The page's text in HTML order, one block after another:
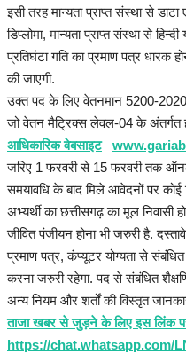
इसी तरह मान्यता प्राप्त संस्था से
डिप्लोमा, मान्यता प्राप्त संस्था से
प्रतिघंटा गति का प्रमाण पत्र धारक
की जाएगी.
उक्त पद के लिए वेतनमान 5200-
जो वेतन मैट्रिक्स लेवल-04 के अंतर्गत
आधिकारिक वेबसाइट
जरिए 1 फरवरी से 15 फरवरी तक
समयावधि के बाद मिले आवेदनों पर कोई
अभ्यर्थी का छत्तीसगढ़ का मूल निवासी
जीवित पंजीयन होना भी जरुरी है.
प्रमाण पत्र, कंप्यूटर योग्यता से
करना जरुरी रहेगा. पद से संबंधित
अन्य नियम और शर्तों की विस्तृत
ताजा खबर से जुड़ने के लिए इस लिंक
https://chat.whatsapp.com/